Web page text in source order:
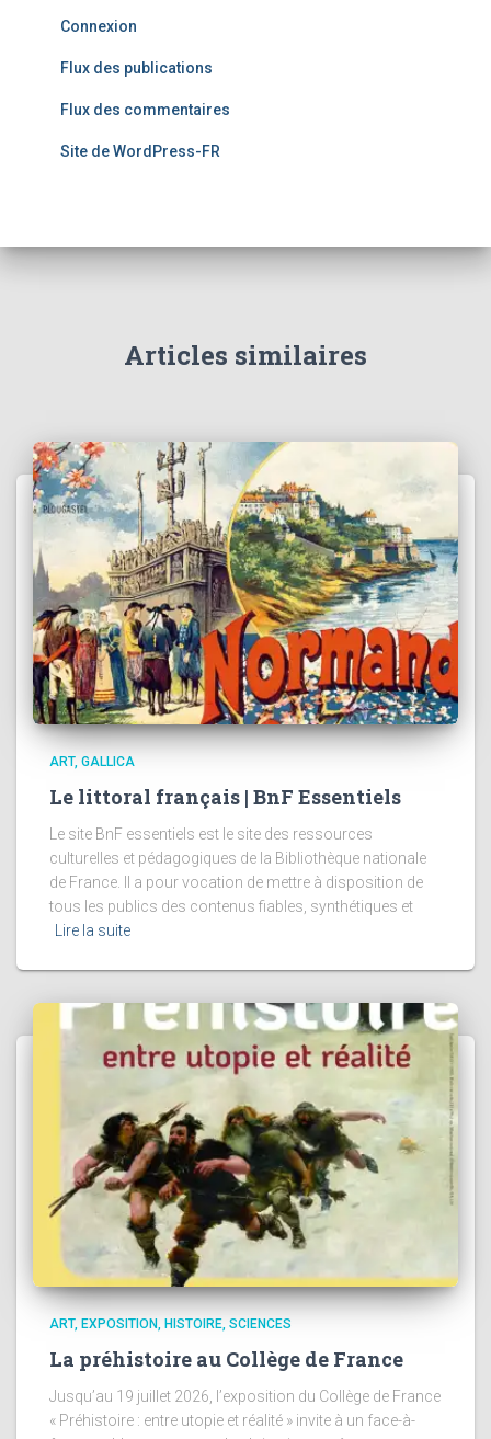
Connexion
Flux des publications
Flux des commentaires
Site de WordPress-FR
Articles similaires
ART GALLICA
Le littoral français | BnF Essentiels
Le site BnF essentiels est le site des ressources
culturelles et pédagogiques de la Bibliothèque nationale
de France. Il a pour vocation de mettre à disposition de
tous les publics des contenus fiables, synthétiques et
Lire la suite
ART EXPOSITION HISTOIRE SCIENCES
La préhistoire au Collège de France
Jusqu’au 19 juillet 2026, l’exposition du Collège de France
« Préhistoire : entre utopie et réalité » invite à un face-à-